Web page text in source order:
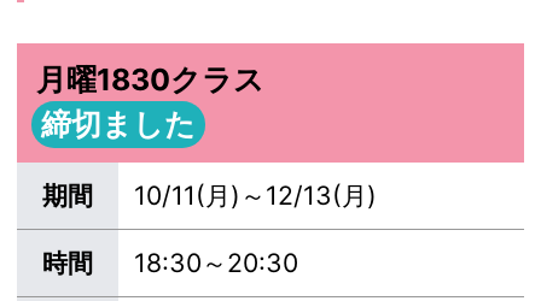
月曜1830クラス
締切ました
期間 10/11(月)～12/13(月)
時間 18:30～20:30